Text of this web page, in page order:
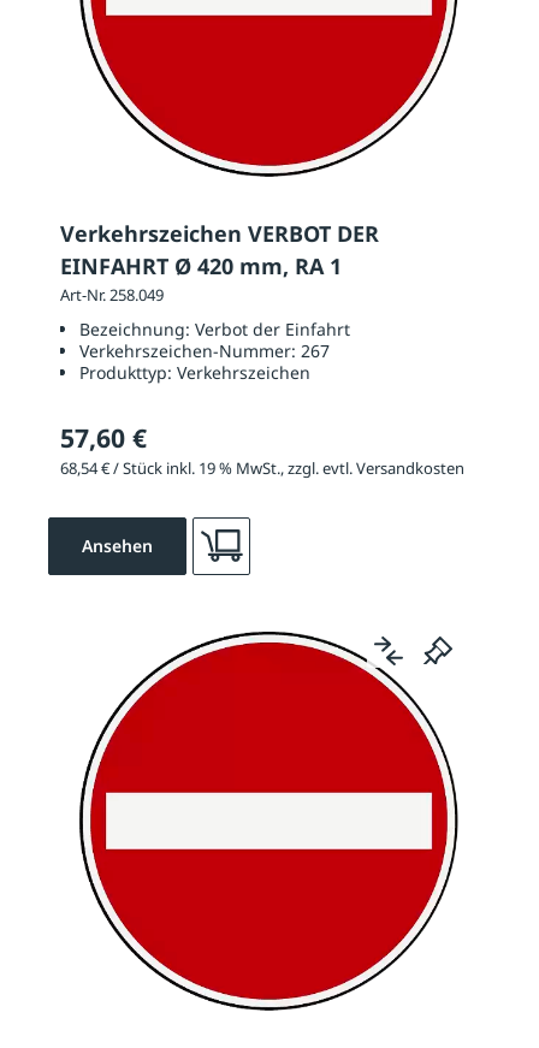
Verkehrszeichen VERBOT DER
EINFAHRT Ø 420 mm, RA 1
Art-Nr. 258.049
Bezeichnung: Verbot der Einfahrt
Verkehrszeichen-Nummer: 267
Produkttyp: Verkehrszeichen
57,60 €
68,54 € / Stück inkl. 19 % MwSt., zzgl. evtl. Versandkosten
Ansehen